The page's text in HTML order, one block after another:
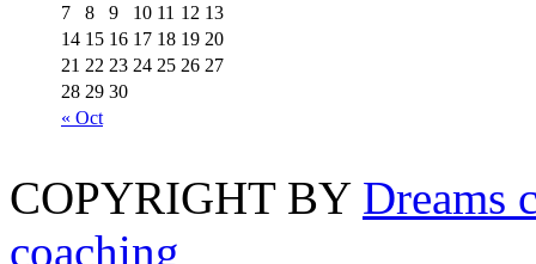
« Oct
7
8 9 10 11 12 13
14 15 16 17 18 19 20
21 22 23 24 25 26 27
28 29 30
COPYRIGHT BY Dreams
coaching